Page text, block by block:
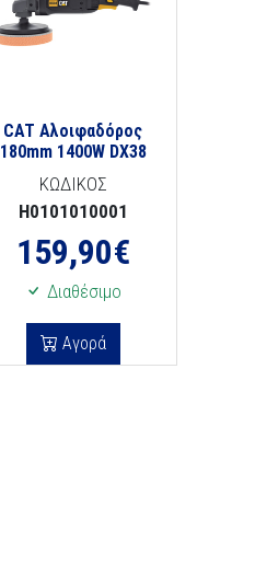
CAT Αλοιφαδόρος
180mm 1400W DX38
ΚΩΔΙΚΟΣ
H0101010001
159,90€
Διαθέσιμο
Αγορά